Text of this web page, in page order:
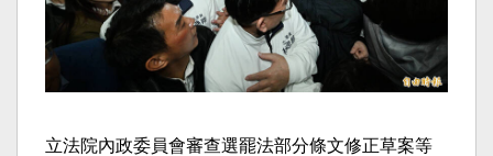
立法院內政委員會審查選罷法部分條文修正草案等